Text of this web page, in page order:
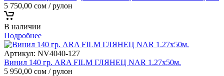
5 750,00 сом / рулон
В наличии
Подробнее
Артикул: NV4040-127
Винил 140 гр. ARA FILM ГЛЯНЕЦ NAR 1.27х50м.
5 950,00 сом / рулон